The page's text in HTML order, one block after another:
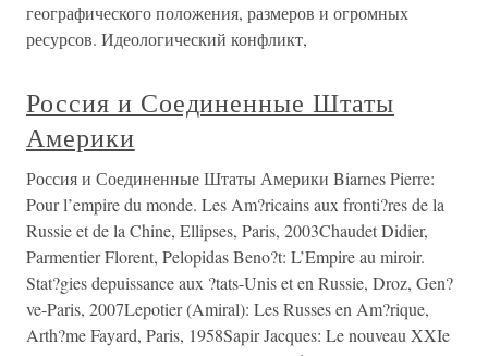
географического положения, размеров и огромных
ресурсов. Идеологический конфликт,
Россия и Соединенные Штаты
Америки
Россия и Соединенные Штаты Америки Biarnes Pierre:
Pour l’empire du monde. Les Am?ricains aux fronti?res de la
Russie et de la Chine, Ellipses, Paris, 2003Chaudet Didier,
Parmentier Florent, Pelopidas Beno?t: L’Empire au miroir.
Stat?gies depuissance aux ?tats-Unis et en Russie, Droz, Gen?
ve-Paris, 2007Lepotier (Amiral): Les Russes en Am?rique,
Arth?me Fayard, Paris, 1958Sapir Jacques: Le nouveau XXIe